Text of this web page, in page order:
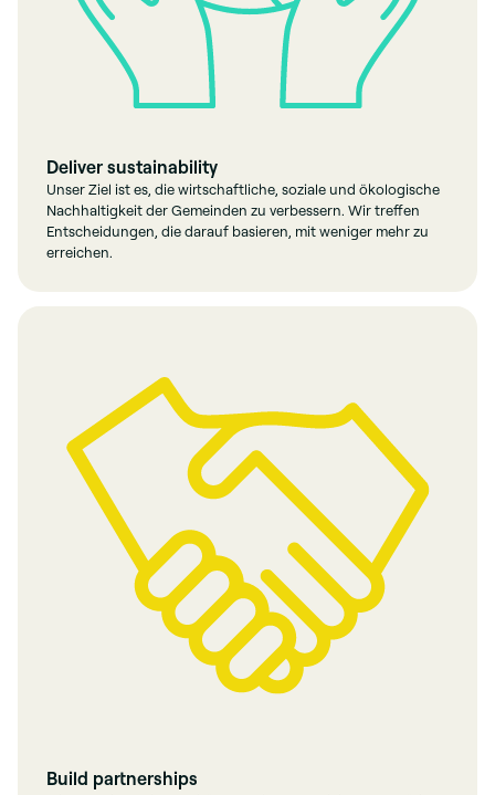
Deliver sustainability
Unser Ziel ist es, die wirtschaftliche, soziale und ökologische
Nachhaltigkeit der Gemeinden zu verbessern. Wir treffen
Entscheidungen, die darauf basieren, mit weniger mehr zu
erreichen.
Build partnerships